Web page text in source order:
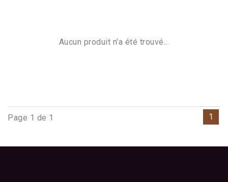
Aucun produit n'a été trouvé...
Page 1 de 1 1